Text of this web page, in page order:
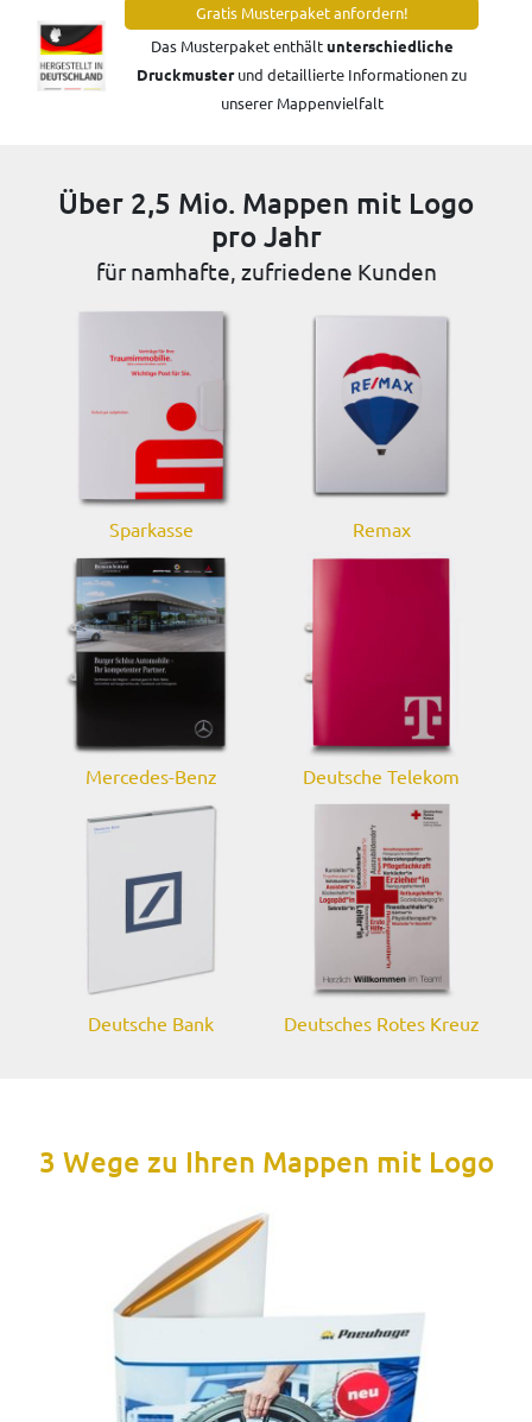
Gratis Musterpaket anfordern!
Das Musterpaket enthältunterschiedliche
Druckmusterund detaillierte Informationen zu
unserer Mappenvielfalt
Über 2,5 Mio. Mappen mit Logo
pro Jahr
für namhafte, zufriedene Kunden
Sparkasse Remax
Mercedes-Benz Deutsche Telekom
Deutsche Bank Deutsches Rotes Kreuz
3 Wege zu Ihren Mappen mit Logo